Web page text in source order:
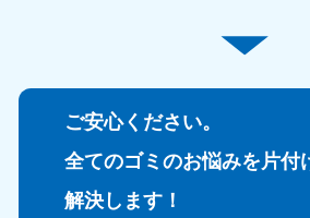
ご安心ください。
全てのゴミのお悩みを片付
解決します！